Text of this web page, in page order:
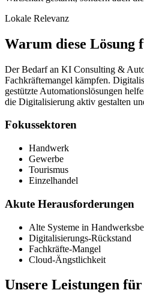
Lokale Relevanz
Warum diese Lösung
Der Bedarf an KI Consulting &
Fachkräftemangel kämpfen.
gestützte Automationslösungen
die Digitalisierung aktiv gestalten
Fokussektoren
Handwerk
Gewerbe
Tourismus
Einzelhandel
Akute Herausforderungen
Alte Systeme in
Digitalisierungs-Rückstand
Fachkräfte-Mangel
Cloud-Ängstlichkeit
Unsere Leistungen für